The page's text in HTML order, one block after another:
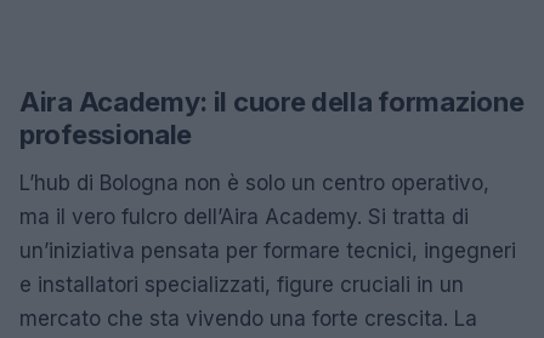
Aira Academy: il cuore della formazione
professionale
L’hub di Bologna non è solo un centro operativo,
ma il vero fulcro dell’Aira Academy. Si tratta di
un’iniziativa pensata per formare tecnici, ingegneri
e installatori specializzati, figure cruciali in un
mercato che sta vivendo una forte crescita. La